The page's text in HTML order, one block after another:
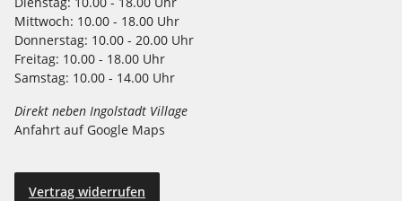
Mittwoch: 10.00 - 18.00 Uhr
Donnerstag: 10.00 - 20.00 Uhr
Freitag: 10.00 - 18.00 Uhr
Samstag: 10.00 - 14.00 Uhr
Direkt neben Ingolstadt Village
Anfahrt auf Google Maps
Vertrag widerrufen